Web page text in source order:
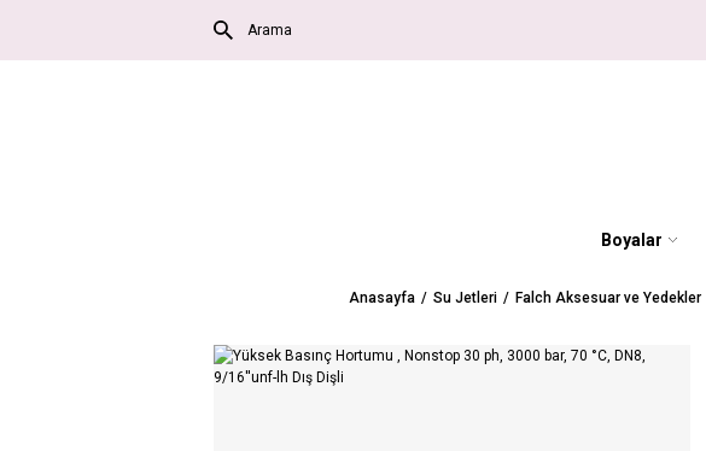
Boyalar
Anasayfa Su Jetleri Falch Aksesuar ve Yedekler